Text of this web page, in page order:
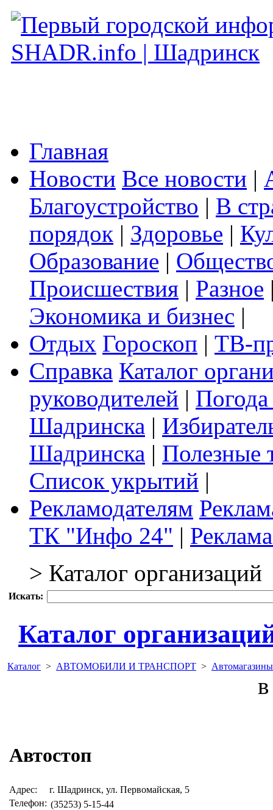
Главная
Новости Все новости |
Благоустройство | В
порядок | Здоровье |
Образование |
Происшествия | Разное
Экономика и бизнес |
Отдых Гороскоп | ТВ-
Справка Каталог
руководителей |
Шадринска |
Шадринска | Полезные
Список укрытий |
Рекламодателям
ТК "Инфо 24" |
> Каталог организаций
Искать:
Каталог
Каталог > АВТОМОБИЛИ И ТРАНСПОРТ > Автомагазины
Автостоп
Адрес:
г. Шадринск, ул. Первомайская, 5
Телефон: (35253) 5-15-44